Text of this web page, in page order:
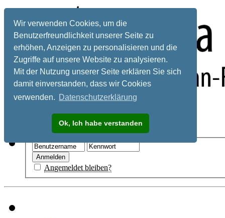
Wir verwenden Cookies, um die
Benutzerfreundlichkeit unserer Seite zu
erhöhen, Anzeigen zu personalisieren und die
Zugriffe auf unsere Website zu analysieren.
Mit der Nutzung unserer Seite erklären Sie sich
damit einverstanden, dass wir Cookies
verwenden. Datenschutzerklärung
Ok, Ich habe verstanden
Registrieren
Angemeldet bleiben?